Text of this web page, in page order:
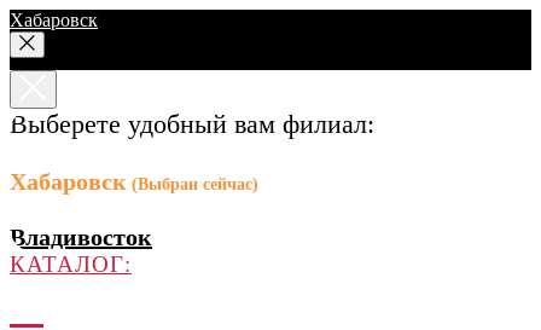
Хабаровск
Выберете удобный вам филиал:
Хабаровск (Выбран сейчас)
Владивосток
КАТАЛОГ: